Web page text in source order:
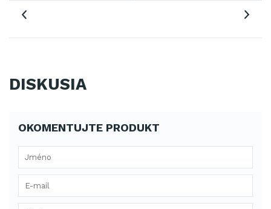
DISKUSIA
OKOMENTUJTE PRODUKT